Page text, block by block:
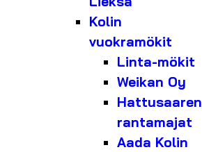
Kolin
vuokramökit
Linta-mökit
Weikan Oy
Hattusaaren
rantamajat
Aada Kolin